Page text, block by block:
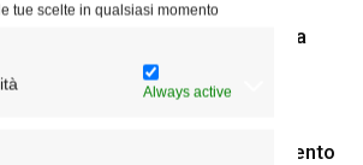
tue scelte in qualsiasi momento
Always active
e musulmani in dialogo alla
37ª Giornata per l’approfondimento